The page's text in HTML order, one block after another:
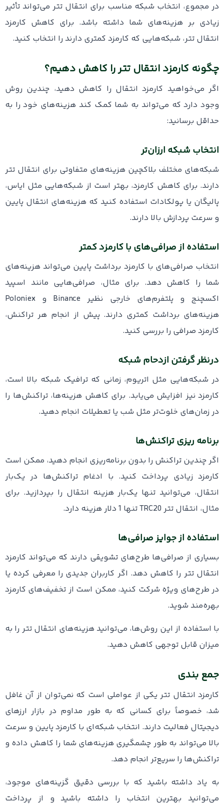
در مجموع، انتخاب شبکه مناسب برای انتقال تتر می‌تواند تأثیر
زیادی بر هزینه‌های شما داشته باشد. برای کاهش کارمزد
انتقال تتر، شبکه‌هایی که کارمزد کمتری دارند را انتخاب کنید.
چگونه کارمزد انتقال تتر را کاهش دهیم؟
اگر می‌خواهید کارمزد انتقال را کاهش دهید، چندین روش
وجود دارد که می‌تواند به شما کمک کند هزینه‌های خود را به
حداقل برسانید:
انتخاب شبکه ارزان‌تر
شبکه‌های مختلف بلاکچین هزینه‌های متفاوتی برای انتقال تتر
دارند. برای کاهش کارمزد، بهتر است از شبکه‌هایی مثل ایاس،
پالیگان یا پولکادات استفاده کنید که هزینه‌های انتقال پایین
و سرعت پردازش بالا دارند.
استفاده از صرافی‌های با کارمزد کمتر
انتخاب صرافی‌های با کارمزد برداشت پایین می‌تواند هزینه‌های
شما را کاهش دهد. برای مثال، صرافی‌هایی مانند اسپید
اکسچنج و پلتفرم‌های خارجی نظیر Binance و Poloniex
هزینه‌های برداشت کمتری دارند. پیش از انجام هر تراکنش،
کارمزد صرافی را بررسی کنید.
درنظر گرفتن ازدحام شبکه
در شبکه‌هایی مثل اتریوم، زمانی که ترافیک شبکه بالا است،
کارمزد نیز افزایش می‌یابد. برای کاهش هزینه‌ها، تراکنش‌ها را
در زمان‌های خلوت‌تر مثل شب یا تعطیلات انجام دهید.
برنامه ریزی تراکنش‌ها
اگر چندین تراکنش را بدون برنامه‌ریزی انجام دهید، ممکن است
کارمزد زیادی پرداخت کنید. با ادغام تراکنش‌ها در یک‌بار
انتقال، می‌توانید تنها یک‌بار هزینه انتقال را بپردازید. برای
مثال، انتقال تتر TRC20 تنها 1 دلار هزینه دارد.
استفاده از جوایز صرافی‌ها
بسیاری از صرافی‌ها طرح‌های تشویقی دارند که می‌تواند کارمزد
انتقال تتر را کاهش دهد. اگر کاربران جدیدی را معرفی کرده یا
در طرح‌های ویژه شرکت کنید، ممکن است از تخفیف‌های کارمزد
بهره‌مند شوید.
با استفاده از این روش‌ها، می‌توانید هزینه‌های انتقال تتر را به
میزان قابل توجهی کاهش دهید.
جمع بندی
کارمزد انتقال تتر یکی از عواملی است که نمی‌توان از آن غافل
شد، خصوصاً برای کسانی که به‌ طور مداوم در بازار ارزهای
دیجیتال فعالیت دارند. انتخاب شبکه‌ای با کارمزد پایین و سرعت
بالا می‌تواند به ‌طور چشمگیری هزینه‌های شما را کاهش داده و
تراکنش‌ها را سریع‌تر انجام دهد.
به یاد داشته باشید که با بررسی دقیق گزینه‌های موجود،
می‌توانید بهترین انتخاب را داشته باشید و از پرداخت